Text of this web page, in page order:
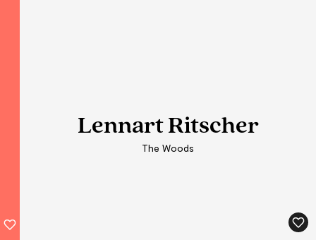
Lennart Ritscher
The Woods
Lennart Ritscher
The Woods
Lennart Ritscher
The Woods